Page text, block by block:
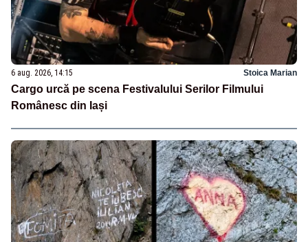
6 aug. 2026, 14:15 Stoica Marian
Cargo urcă pe scena Festivalului Serilor Filmului
Românesc din Iași